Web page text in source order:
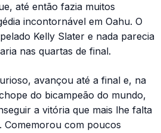
até então fazia muitos
incontornável em Oahu. O
Kelly Slater e nada parecia
nas quartas de final.
avançou até a final e, na
do bicampeão do mundo,
a vitória que mais lhe falta
Comemorou com poucos